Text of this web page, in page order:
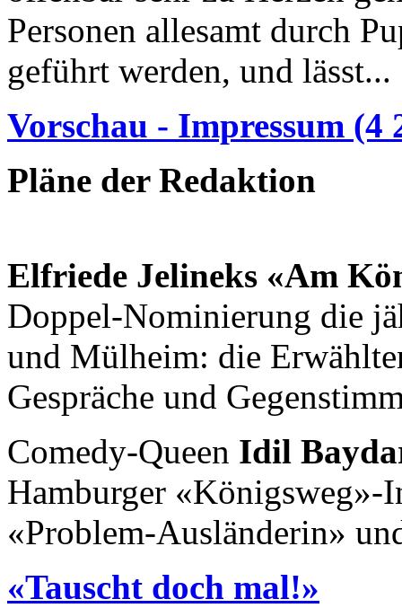
Personen allesamt durch
geführt werden, und lässt...
Vorschau - Impressum (4
Pläne der Redaktion
Elfriede Jelineks «Am
Doppel-Nomi­nierung die
und Mülheim: die
Gespräche und
Comedy-Queen Idil
Hamburger «Königsweg»-
«Problem-Ausländerin»
«Tauscht doch mal!»